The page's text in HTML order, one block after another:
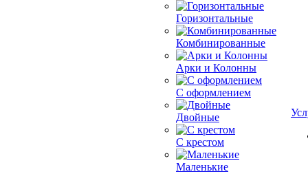
Горизонтальные
Комбинированные
Арки и Колонны
С оформлением
Двойные
С крестом
Маленькие